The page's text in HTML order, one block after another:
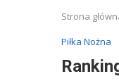
Strona
Piłka Nożna